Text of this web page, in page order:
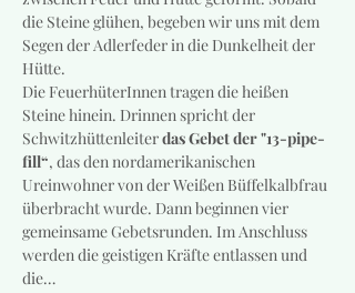
die Steine glühen, begeben wir uns mit dem
Segen der Adlerfeder in die Dunkelheit der
Hütte.
Die FeuerhüterInnen tragen die heißen
Steine hinein. Drinnen spricht der
Schwitzhüttenleiter das Gebet der "13-pipe-
fill“, das den nordamerikanischen
Ureinwohner von der Weißen Büffelkalbfrau
überbracht wurde. Dann beginnen vier
gemeinsame Gebetsrunden. Im Anschluss
werden die geistigen Kräfte entlassen und
die…